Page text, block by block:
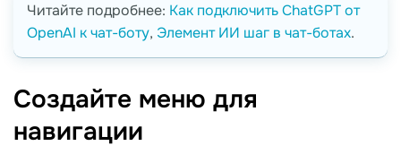
Читайте подробнее: Как подключить ChatGPT от
OpenAI к чат-боту, Элемент ИИ шаг в чат-ботах.
Создайте меню для
навигации